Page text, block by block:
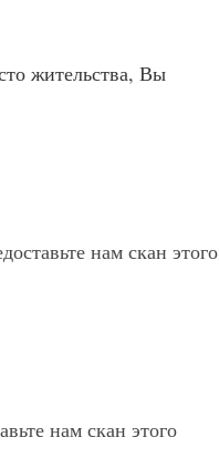
жительства, Вы
нам скан этого
нам скан этого